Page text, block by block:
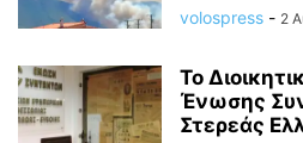
volospress - 2
Το
Ένωσης
Στερεάς